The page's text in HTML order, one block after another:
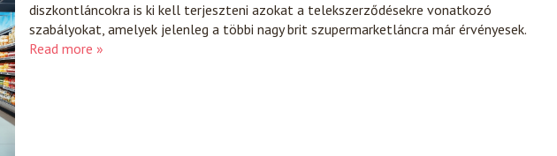
diszkontláncokra is ki kell terjeszteni azokat a telekszerződésekre vonatkozó
szabályokat, amelyek jelenleg a többi nagy brit szupermarketláncra már érvényesek.
Read more »